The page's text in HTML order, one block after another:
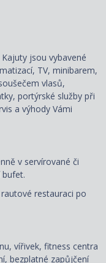
jsou vybavené
TV, minibarem,
vlasů,
portýrské služby při
a výhody Vámi
v servírované či
restauraci po
vířivek, fitness centra
bezplatné zapůjčení